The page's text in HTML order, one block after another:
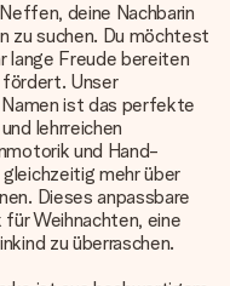
deine Nachbarin
zu suchen. Du möchtest
lange Freude bereiten
fördert. Unser
ist das perfekte
lehrreichen
und Hand-
mehr über
Dieses anpassbare
Weihnachten, eine
zu überraschen.